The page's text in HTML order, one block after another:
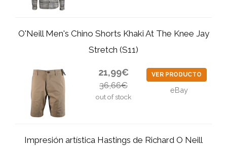
O'Neill Men's Chino Shorts Khaki At The Knee Jay
Stretch (S11)
21,99€
36,66€
out of stock
VER PRODUCTO
eBay
Impresión artística Hastings de Richard O Neill